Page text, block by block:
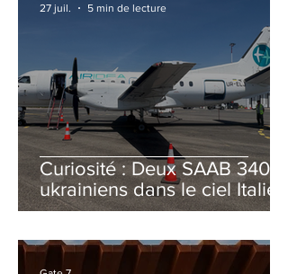
Curiosité : Deux SAAB 340B
ukrainiens dans le ciel Italien
cet été
27 juil.
5 min de lecture